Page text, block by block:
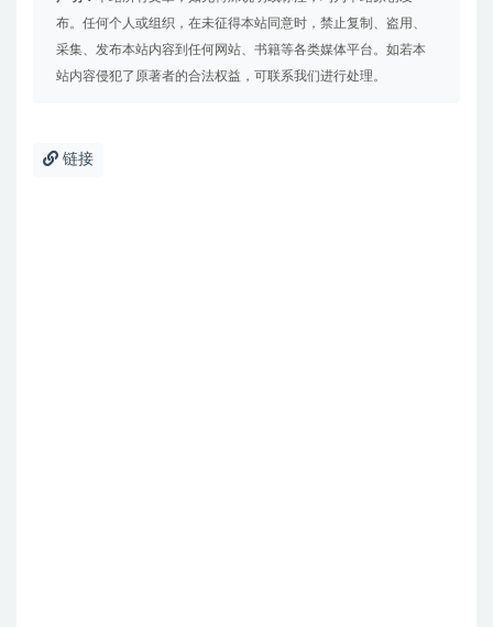
布。任何个人或组织，在未征得本站同意时，禁止复制、盗用、
采集、发布本站内容到任何网站、书籍等各类媒体平台。如若本
站内容侵犯了原著者的合法权益，可联系我们进行处理。
链接